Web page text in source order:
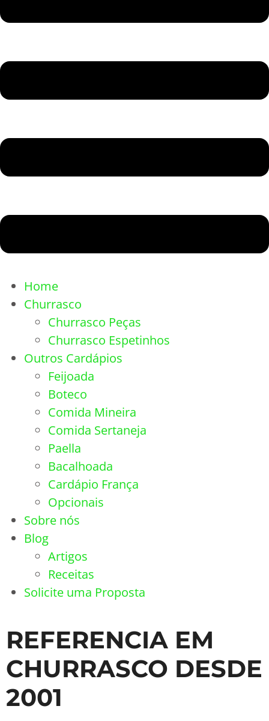
Home
Churrasco
Churrasco Peças
Churrasco Espetinhos
Outros Cardápios
Feijoada
Boteco
Comida Mineira
Comida Sertaneja
Paella
Bacalhoada
Cardápio França
Opcionais
Sobre nós
Blog
Artigos
Receitas
Solicite uma Proposta
REFERENCIA EM
CHURRASCO DESDE
2001